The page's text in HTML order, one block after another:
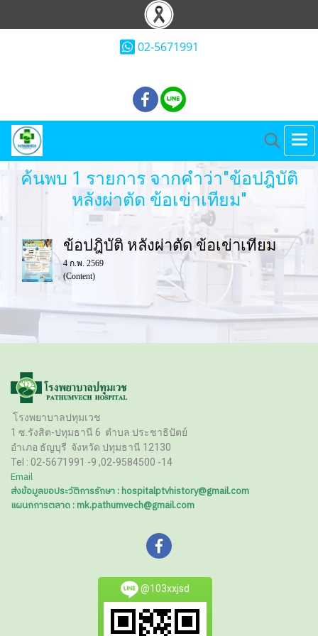
02-5671991
ค้นพบ 1 รายการ จากคำว่า"ข้อปฎิบัติ
หลังผ่าตัด ข้อเข่าเทียม"
ข้อปฎิบัติ หลังผ่าตัด ข้อเข่าเทียม
4 ก.พ. 2569
(Content)
โรงพยาบาลปทุมเวช
1 ซ.รังสิต-ปทุมธานี 6 ตำบล ประชาธิปัตย์
อำเภอ ธัญบุรี จังหวัด ปทุมธานี 12130
Tel : 02-5671991 -9 ,02-9584500 -14
Email
ส่งข้อมูลขอประวัติการรักษา : hospitalptvhistory@gmail.com
แผนกการตลาด : mk.pathumvech@gmail.com
@103xxjsd